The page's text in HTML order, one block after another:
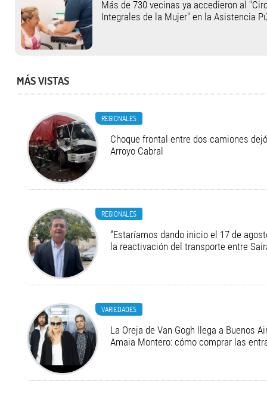
Más de 730 vecinas ya accedieron al
Integrales de la Mujer" en la Asistencia
MÁS VISTAS
REGIONALES
Choque frontal entre dos camiones
Arroyo Cabral
REGIONALES
“Estaríamos dando inicio el 17 de
la reactivación del transporte entre
VARIEDADES
La Oreja de Van Gogh llega a Buenos
Amaia Montero: cómo comprar las